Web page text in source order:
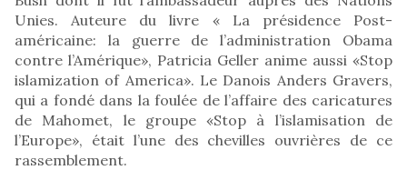
Unies. Auteure du livre « La présidence Post-
américaine: la guerre de l’administration Obama
contre l’Amérique», Patricia Geller anime aussi «Stop
islamization of America». Le Danois Anders Gravers,
qui a fondé dans la foulée de l’affaire des caricatures
de Mahomet, le groupe «Stop à l’islamisation de
l’Europe», était l’une des chevilles ouvrières de ce
rassemblement.